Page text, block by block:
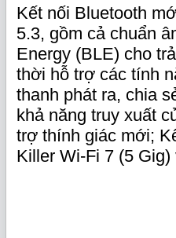
Kết nối Bluetooth
5.3, gồm cả chuẩn
Energy (BLE) cho
thời hỗ trợ các tính
thanh phát ra, chia
khả năng truy xuất
trợ thính giác mới;
Killer Wi-Fi 7 (5